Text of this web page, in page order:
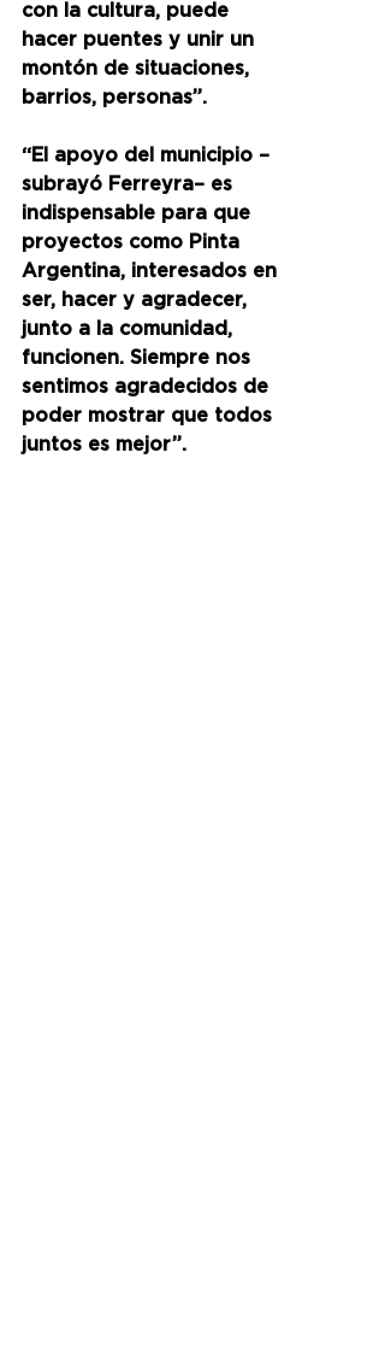
con la cultura, puede
hacer puentes y unir un
montón de situaciones,
barrios, personas”.
“El apoyo del municipio –
subrayó Ferreyra– es
indispensable para que
proyectos como Pinta
Argentina, interesados en
ser, hacer y agradecer,
junto a la comunidad,
funcionen. Siempre nos
sentimos agradecidos de
poder mostrar que todos
juntos es mejor”.